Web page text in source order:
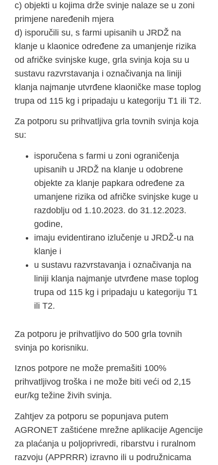
c) objekti u kojima drže svinje nalaze se u zoni
primjene naređenih mjera
d) isporučili su, s farmi upisanih u JRDŽ na
klanje u klaonice određene za umanjenje rizika
od afričke svinjske kuge, grla svinja koja su u
sustavu razvrstavanja i označivanja na liniji
klanja najmanje utvrđene klaoničke mase toplog
trupa od 115 kg i pripadaju u kategoriju T1 ili T2.
Za potporu su prihvatljiva grla tovnih svinja koja
su:
isporučena s farmi u zoni ograničenja
upisanih u JRDŽ na klanje u odobrene
objekte za klanje papkara određene za
umanjene rizika od afričke svinjske kuge u
razdoblju od 1.10.2023. do 31.12.2023.
godine,
imaju evidentirano izlučenje u JRDŽ-u na
klanje i
u sustavu razvrstavanja i označivanja na
liniji klanja najmanje utvrđene mase toplog
trupa od 115 kg i pripadaju u kategoriju T1
ili T2.
Za potporu je prihvatljivo do 500 grla tovnih
svinja po korisniku.
Iznos potpore ne može premašiti 100%
prihvatljivog troška i ne može biti veći od 2,15
eur/kg težine živih svinja.
Zahtjev za potporu se popunjava putem
AGRONET zaštićene mrežne aplikacije Agencije
za plaćanja u poljoprivredi, ribarstvu i ruralnom
razvoju (APPRRR) izravno ili u podružnicama